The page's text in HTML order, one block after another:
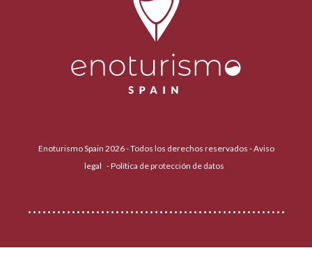
Enoturismo Spain 2026 - Todos los derechos reservados -Aviso
legal -Política de protección de datos